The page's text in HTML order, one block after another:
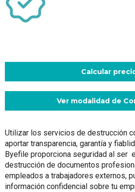
Calcular
Ver modalidad de
Utilizar los servicios de destrucción
aportar transparencia, garantía y
Byefile proporciona seguridad al ser
destrucción de documentos
empleados a trabajadores externos,
información confidencial sobre tu